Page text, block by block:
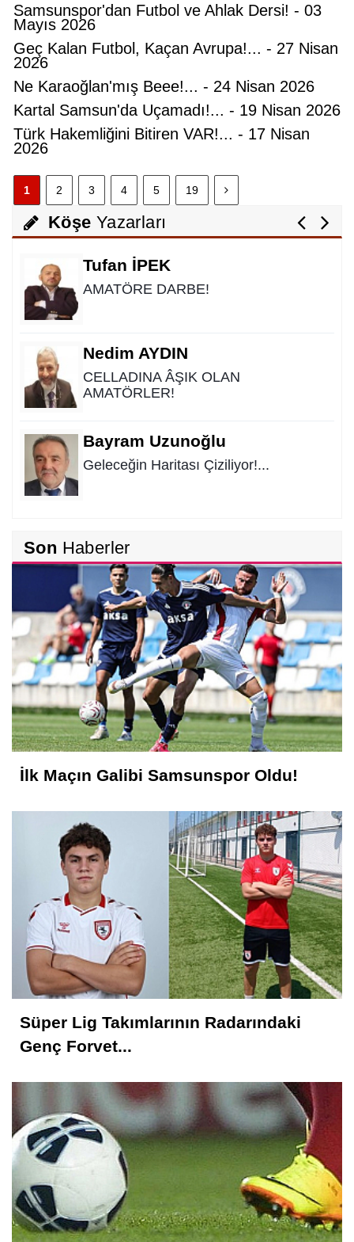
Samsunspor'dan Futbol ve Ahlak Dersi! - 03
Mayıs 2026
Geç Kalan Futbol, Kaçan Avrupa!... - 27 Nisan
2026
Ne Karaoğlan'mış Beee!... - 24 Nisan 2026
Kartal Samsun'da Uçamadı!... - 19 Nisan 2026
Türk Hakemliğini Bitiren VAR!... - 17 Nisan
2026
1 2 3 4 5 19
Köşe Yazarları
Nedim Saral
Başkanın Ayak Sesleri!...
Ali Kayıkçı
"Allah'ın Hakkı 3/Üç'tür!.."
Tufan İPEK
AMATÖRE DARBE!
Nedim AYDIN
CELLADINA ÂŞIK OLAN
AMATÖRLER!
Bayram Uzunoğlu
Geleceğin Haritası Çiziliyor!...
Kahramanlar Böyle Doğar!...
Hüseyin KURT
Atatürk'ün Adıyla, Üniter Devletin
Temelleriyle Oynanamaz
Metin ATLI
Samsun'a Gelirken Ayakları Titreyecek
Yolun Raconu!...
Kavranoğlu
Kirli Şehir ve Caddeler!...
İsmet AKTAŞ
Vekil Mi? Asıl Mı?
Recep ÖZYURT
TEMAD ve YAŞAM
Nedim Saral
Başkanın Ayak Sesleri!...
Ali Kayıkçı
Son Haberler
İlk Maçın Galibi Samsunspor Oldu!
Süper Lig Takımlarının Radarındaki
Genç Forvet...